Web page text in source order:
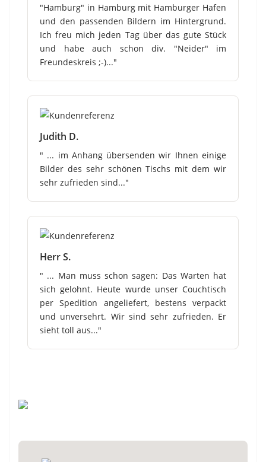
"Hamburg" in Hamburg mit Hamburger Hafen
und den passenden Bildern im Hintergrund.
Ich freu mich jeden Tag über das gute Stück
und habe auch schon div. "Neider" im
Freundeskreis ;-)..."
Judith D.
" ... im Anhang übersenden wir Ihnen einige
Bilder des sehr schönen Tischs mit dem wir
sehr zufrieden sind..."
Herr S.
" ... Man muss schon sagen: Das Warten hat
sich gelohnt. Heute wurde unser Couchtisch
per Spedition angeliefert, bestens verpackt
und unversehrt. Wir sind sehr zufrieden. Er
sieht toll aus..."